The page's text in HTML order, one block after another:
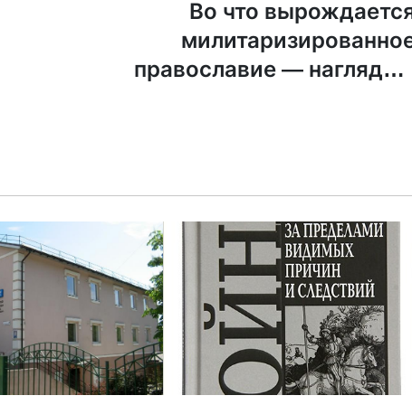
Во что
православие — наглядно.